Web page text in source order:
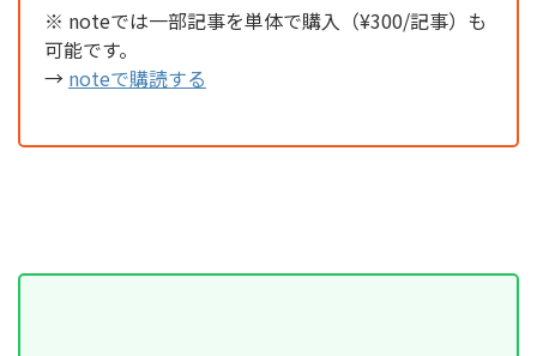
※ noteでは一部記事を単体で購入（¥300/記事）も
可能です。
→ noteで購読する